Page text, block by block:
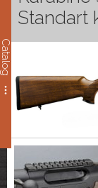
Catalog
Standart